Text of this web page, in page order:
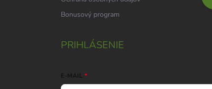
Bonusový program
PRIHLÁSENIE
E-MAIL